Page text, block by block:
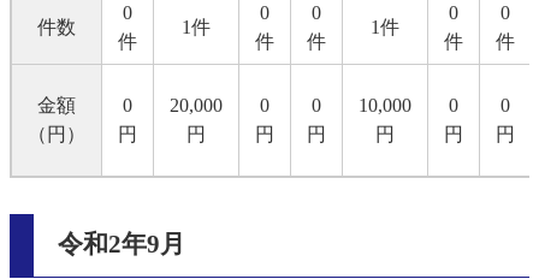
件数
0
件
1件
0
件
0
件
1件
0
件
0
件
金額
（円）
0
円
20,000
円
0
円
0
円
10,000
円
0
円
0
円
令和2年9月